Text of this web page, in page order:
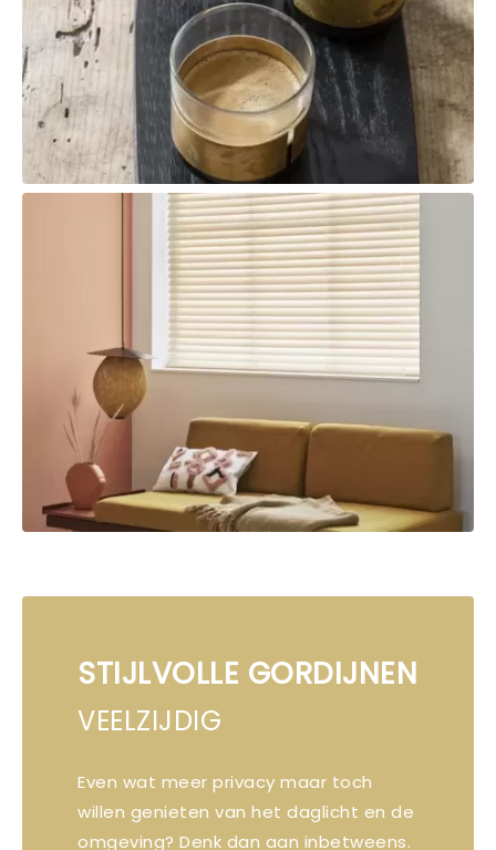
STIJLVOLLE GORDIJNEN
VEELZIJDIG
Even wat meer privacy maar toch
willen genieten van het daglicht en de
omgeving? Denk dan aan inbetweens.